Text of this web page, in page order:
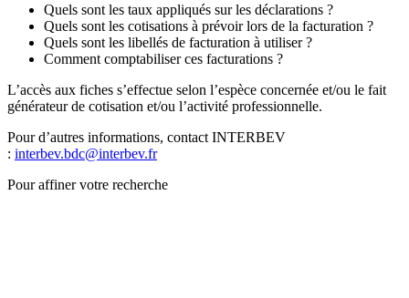
Quels sont les taux appliqués sur les déclarations ?
Quels sont les cotisations à prévoir lors de la facturation ?
Quels sont les libellés de facturation à utiliser ?
Comment comptabiliser ces facturations ?
L’accès aux fiches s’effectue selon l’espèce concernée et/ou le fait
générateur de cotisation et/ou l’activité professionnelle.
Pour d’autres informations, contact INTERBEV
: interbev.bdc@interbev.fr
Pour affiner votre recherche